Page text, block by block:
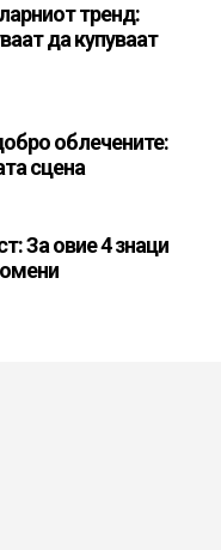
тренд:
да купуваат
облечените:
сцена
За овие 4 знаци